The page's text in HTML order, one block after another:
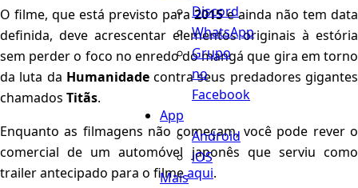
Discord
WhatsApp
Grupo
no
Facebook
App
Android
iOS
Mais
O filme, que está previsto para2015e ainda não tem data
definida, deve acrescentar elementos originais à estória
sem perder o foco no enredo do mangá que gira em torno
da luta da Humanidadecontra seus predadores gigantes
chamados Titãs.
Enquanto as filmagens não começam, você pode rever o
comercial de um automóvel japonês que serviu como
trailer antecipado para o filmeaqui.